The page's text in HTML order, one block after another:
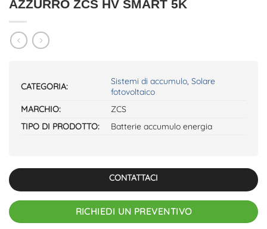
AZZURRO ZCS HV SMART 5K
CATEGORIA: Sistemi di accumulo, Solare
fotovoltaico
MARCHIO:
ZCS
TIPO DI PRODOTTO:
Batterie accumulo energia
CONTATTACI
RICHIEDI UN PREVENTIVO